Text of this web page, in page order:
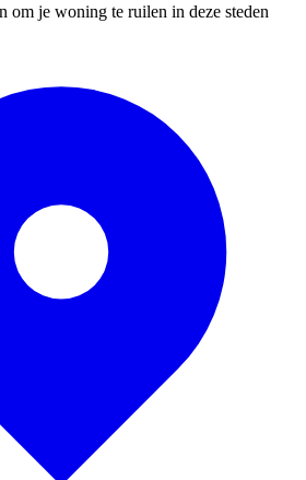
om je woning te ruilen in deze steden